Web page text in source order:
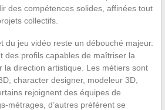
des compétences solides, affinées tout
collectifs.
du jeu vidéo reste un débouché majeur.
des profils capables de maîtriser la
la direction artistique. Les métiers sont
character designer, modeleur 3D,
rejoignent des équipes de
métrages, d’autres préfèrent se